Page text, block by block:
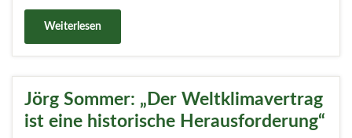
Weiterlesen
Jörg Sommer: „Der Weltklimavertrag
ist eine historische Herausforderung“